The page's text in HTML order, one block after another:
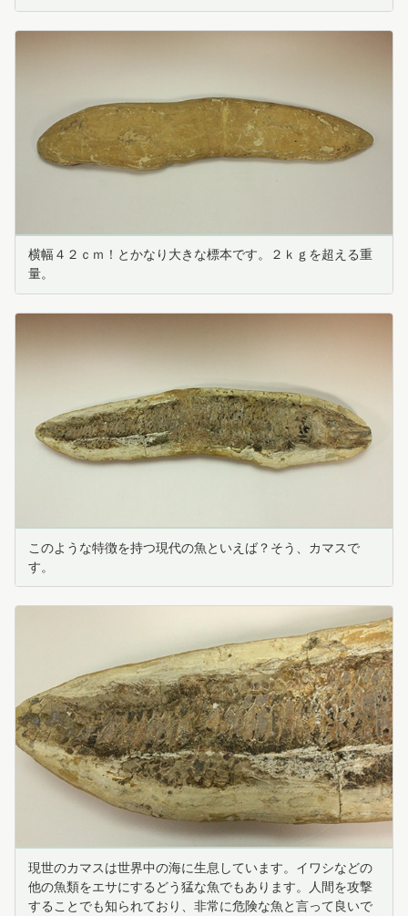
横幅４２ｃｍ！とかなり大きな標本です。２ｋｇを超える重
量。
このような特徴を持つ現代の魚といえば？そう、カマスで
す。
現世のカマスは世界中の海に生息しています。イワシなどの
他の魚類をエサにするどう猛な魚でもあります。人間を攻撃
することでも知られており、非常に危険な魚と言って良いで